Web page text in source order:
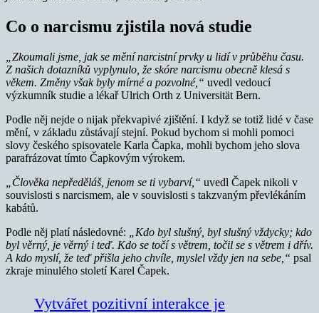
Co o narcismu zjistila nová studie
„Zkoumali jsme, jak se mění narcistní prvky u lidí v průběhu času.
Z našich dotazníků vyplynulo, že skóre narcismu obecně klesá s
věkem. Změny však byly mírné a pozvolné,“ uvedl vedoucí
výzkumník studie a lékař Ulrich Orth z Universität Bern.
Podle něj nejde o nijak překvapivé zjištění. I když se totiž lidé v čase
mění, v základu zůstávají stejní. Pokud bychom si mohli pomoci
slovy českého spisovatele Karla Čapka, mohli bychom jeho slova
parafrázovat tímto Čapkovým výrokem.
„Člověka nepředěláš, jenom se ti vybarví,“ uvedl Čapek nikoli v
souvislosti s narcismem, ale v souvislosti s takzvaným převlékáním
kabátů.
Podle něj platí následovné:
„Kdo byl slušný, byl slušný vždycky; kdo
byl věrný, je věrný i teď. Kdo se točí s větrem, točil se s větrem i dřív.
A kdo myslí, že teď přišla jeho chvíle, myslel vždy jen na sebe,“ psal
zkraje minulého století Karel Čapek.
Vytvářet pozitivní interakce je